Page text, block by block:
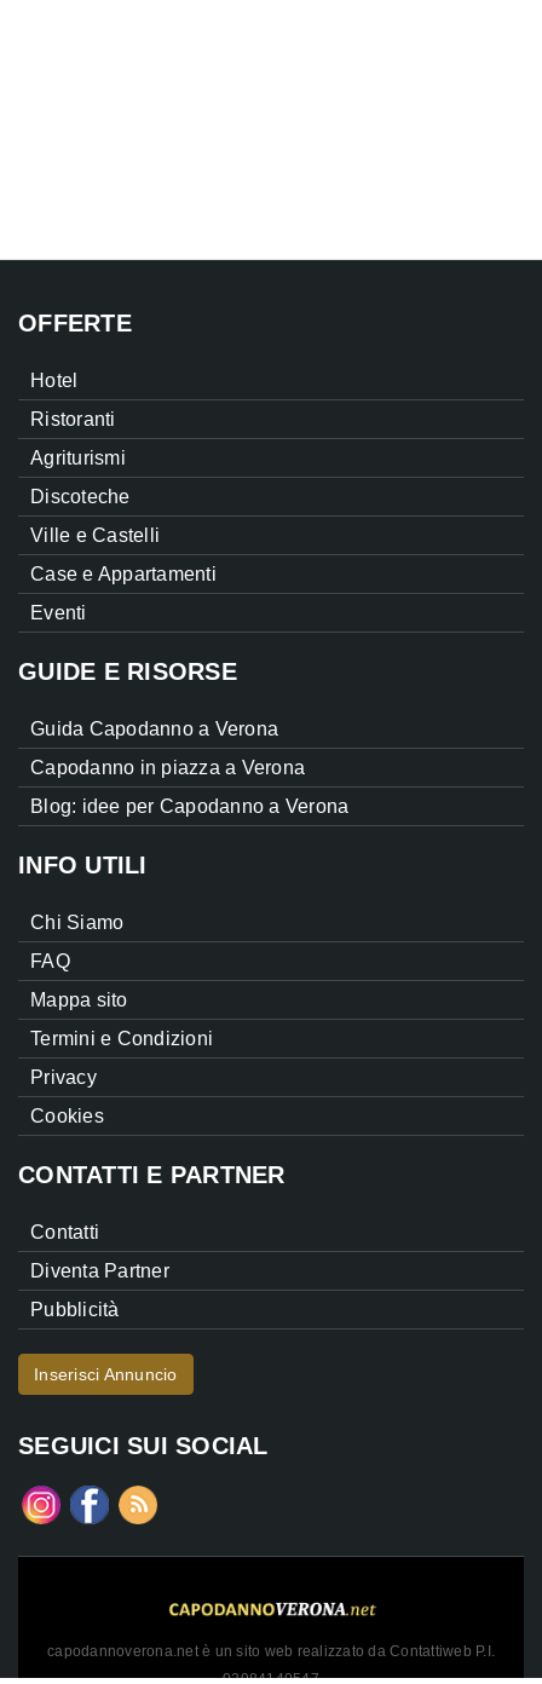
OFFERTE
Hotel
Ristoranti
Agriturismi
Discoteche
Ville e Castelli
Case e Appartamenti
Eventi
GUIDE E RISORSE
Guida Capodanno a Verona
Capodanno in piazza a Verona
Blog: idee per Capodanno a Verona
INFO UTILI
Chi Siamo
FAQ
Mappa sito
Termini e Condizioni
Privacy
Cookies
CONTATTI E PARTNER
Contatti
Diventa Partner
Pubblicità
Inserisci Annuncio
SEGUICI SUI SOCIAL
capodannoverona.net è un sito web realizzato da Contattiweb P.I.
02984140547